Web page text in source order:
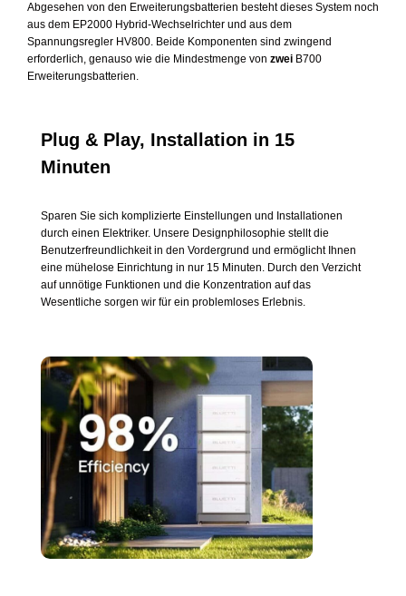
Abgesehen von den Erweiterungsbatterien besteht dieses System noch
aus dem EP2000 Hybrid-Wechselrichter und aus dem
Spannungsregler HV800. Beide Komponenten sind zwingend
erforderlich, genauso wie die Mindestmenge vonzwei B700
Erweiterungsbatterien.
Plug & Play, Installation in 15
Minuten
Sparen Sie sich komplizierte Einstellungen und Installationen
durch einen Elektriker. Unsere Designphilosophie stellt die
Benutzerfreundlichkeit in den Vordergrund und ermöglicht Ihnen
eine mühelose Einrichtung in nur 15 Minuten. Durch den Verzicht
auf unnötige Funktionen und die Konzentration auf das
Wesentliche sorgen wir für ein problemloses Erlebnis.